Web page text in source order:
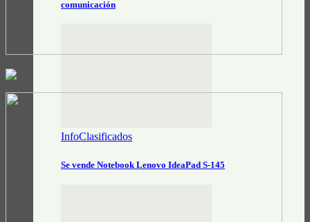
comunicación
InfoClasificados
Se vende Notebook Lenovo IdeaPad S-145